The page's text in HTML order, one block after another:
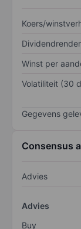
Koers/
Winst per
Volatiliteit (30
Gegevens
Consensus
Advies
Advies
Buy